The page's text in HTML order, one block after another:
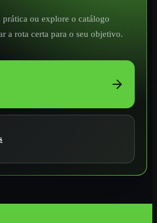
ou explore o catálogo
a rota certa para o seu objetivo.